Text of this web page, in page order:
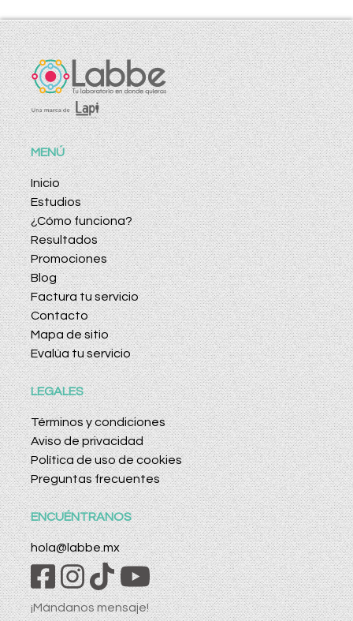
MENÚ
Inicio
Estudios
¿Cómo funciona?
Resultados
Promociones
Blog
Factura tu servicio
Contacto
Mapa de sitio
Evalúa tu servicio
LEGALES
Términos y condiciones
Aviso de privacidad
Política de uso de cookies
Preguntas frecuentes
ENCUÉNTRANOS
hola@labbe.mx
¡Mándanos mensaje!